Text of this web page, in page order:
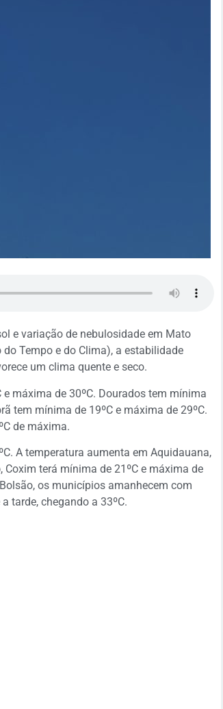
e variação de nebulosidade em Mato
Tempo e do Clima), a estabilidade
um clima quente e seco.
máxima de 30ºC. Dourados tem mínima
tem mínima de 19ºC e máxima de 29ºC.
de máxima.
A temperatura aumenta em Aquidauana,
Coxim terá mínima de 21ºC e máxima de
os municípios amanhecem com
tarde, chegando a 33ºC.